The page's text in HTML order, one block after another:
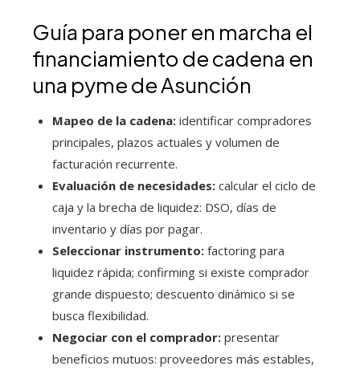
Guía para poner en marcha el
financiamiento de cadena en
una pyme de Asunción
Mapeo de la cadena: identificar compradores
principales, plazos actuales y volumen de
facturación recurrente.
Evaluación de necesidades: calcular el ciclo de
caja y la brecha de liquidez: DSO, días de
inventario y días por pagar.
Seleccionar instrumento: factoring para
liquidez rápida; confirming si existe comprador
grande dispuesto; descuento dinámico si se
busca flexibilidad.
Negociar con el comprador: presentar
beneficios mutuos: proveedores más estables,